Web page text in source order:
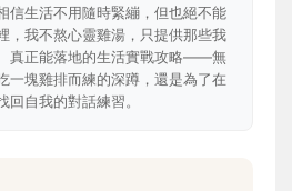
信生活不用隨時緊繃，但也絕不能
，我不熬心靈雞湯，只提供那些我
真正能落地的生活實戰攻略——無
一塊雞排而練的深蹲，還是為了在
回自我的對話練習。